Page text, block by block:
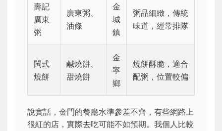
壽記
廣東
粥
廣東粥、
油條
金
城
鎮
粥品細緻，傳統
味道，經常排隊
閩式
燒餅
鹹燒餅、
甜燒餅
金
寧
鄉
燒餅酥脆，適合
配粥，位置較偏
說實話，金門的餐廳水準參差不齊，有些網路上
很紅的店，實際去吃可能不如預期。我個人比較